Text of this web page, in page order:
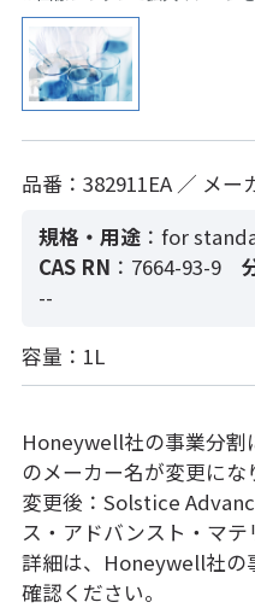
品番：382911EA ／ メー
規格・用途 ：for
CAS RN ：7664-93-9
--
容量：1L
Honeywell社の事業分割
のメーカー名が変更にな
変更後：Solstice
ス・アドバンスト・マテ
詳細は、Honeywell社の
確認ください。